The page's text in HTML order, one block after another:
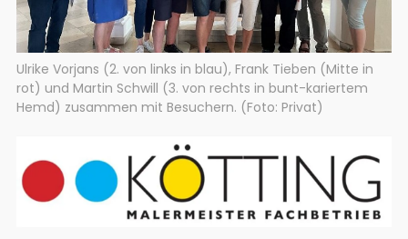
Ulrike Vorjans (2. von links in blau), Frank Tieben (Mitte in
rot) und Martin Schwill (3. von rechts in bunt-kariertem
Hemd) zusammen mit Besuchern. (Foto: Privat)